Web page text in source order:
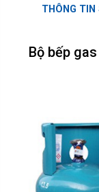
THÔNG TIN
Bộ bếp